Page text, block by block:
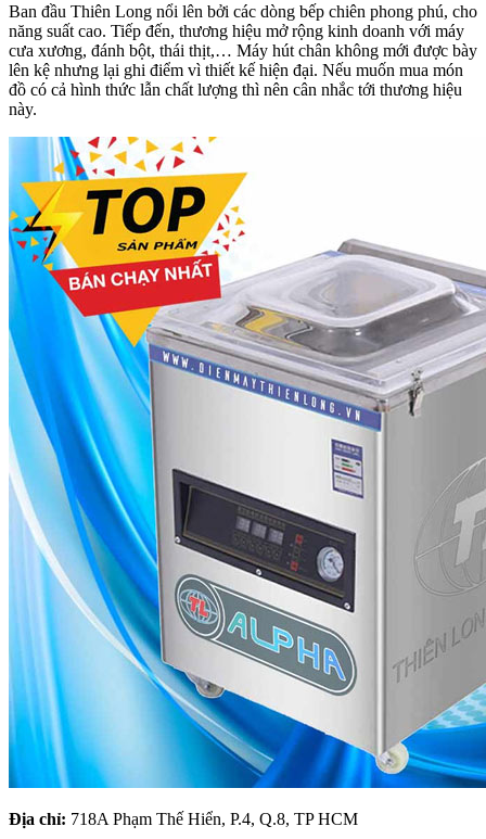
Ban đầu Thiên Long nổi lên bởi các dòng bếp chiên phong phú, cho
năng suất cao. Tiếp đến, thương hiệu mở rộng kinh doanh với máy
cưa xương, đánh bột, thái thịt,… Máy hút chân không mới được bày
lên kệ nhưng lại ghi điểm vì thiết kế hiện đại. Nếu muốn mua món
đồ có cả hình thức lẫn chất lượng thì nên cân nhắc tới thương hiệu
này.
Địa chỉ: 718A Phạm Thế Hiển, P.4, Q.8, TP HCM